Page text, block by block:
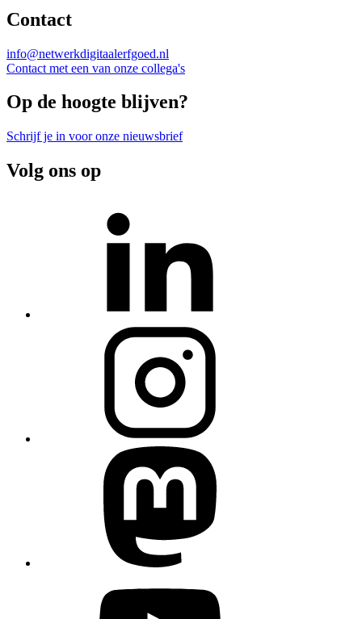
Contact
info@netwerkdigitaalerfgoed.nl
Contact met een van onze collega's
Op de hoogte blijven?
Schrijf je in voor onze nieuwsbrief
Volg ons op